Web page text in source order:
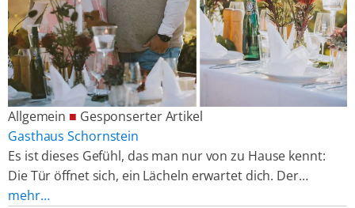
Allgemein ■ Gesponserter Artikel
Gasthaus Schornstein
Es ist dieses Gefühl, das man nur von zu Hause kennt:
Die Tür öffnet sich, ein Lächeln erwartet dich. Der…
mehr…